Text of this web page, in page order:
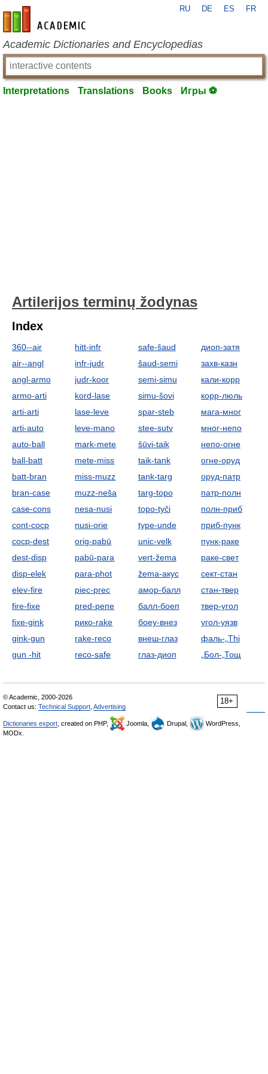
en-academic.com
RU DE ES FR
Academic Dictionaries and Encyclopedias
Interpretations Translations Books Игры ⚽
Artilerijos terminų žodynas
Index
360--air
air--angl
angl-armo
armo-arti
arti-arti
arti-auto
auto-ball
ball-batt
batt-bran
bran-case
case-cons
cont-cоср
cоср-dest
dest-disp
disp-elek
elev-fire
fire-fixe
fixe-gink
gink-gun
gun -hit
hitt-infr
infr-judr
judr-koor
kord-lase
lase-leve
leve-mano
mark-mete
mete-miss
miss-muzz
muzz-neša
nesa-nusi
nusi-orie
orig-pabū
pabū-para
para-phot
piec-prec
pred-pепе
pико-rake
rake-reco
reco-safe
safe-šaud
šaud-semi
semi-simu
simu-šovi
spar-steb
stee-sutv
šūvi-taik
taik-tank
tank-targ
targ-topo
topo-tyči
type-unde
unic-velk
vert-žema
žema-акус
амор-балл
балл-боеп
боеу-внез
внеш-глаз
глаз-диоп
диоп-затя
захв-казн
кали-корр
корр-люль
мага-мног
мног-непо
непо-огне
огне-оруд
оруд-патр
патр-полн
полн-приб
приб-пунк
пунк-раке
раке-свет
сект-стан
стан-твер
твер-угол
угол-уязв
фаль-„Thi
„Бол-„Тощ
18+
© Academic, 2000-2026
Contact us: Technical Support Advertising
Dictionaries export , created on PHP, Joomla, Drupal,
WordPress,
MODx.